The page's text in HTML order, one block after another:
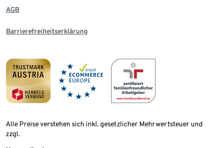
AGB
Barrierefreiheitserklärung
Alle Preise verstehen sich inkl. gesetzlicher Mehrwertsteuer und
zzgl.